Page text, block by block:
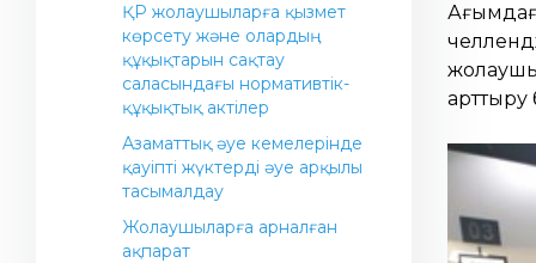
ҚР жолаушыларға қызмет
көрсету және олардың
құқықтарын сақтау
саласындағы нормативтік-
құқықтық актілер
Азаматтық әуе кемелерінде
қауіпті жүктерді әуе арқылы
тасымалдау
Жолаушыларға арналған
ақпарат
арттыру